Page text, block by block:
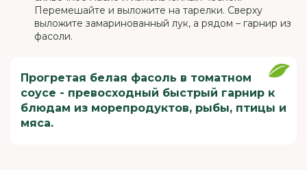
Перемешайте и выложите на тарелки. Сверху
выложите замаринованный лук, а рядом – гарнир из
фасоли.
Прогретая белая фасоль в томатном
соусе - превосходный быстрый гарнир к
блюдам из морепродуктов, рыбы, птицы и
мяса.